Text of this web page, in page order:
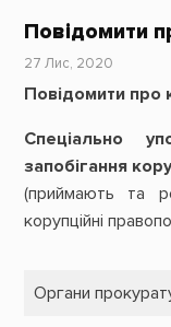
Повідомити
27 Лис, 2020
Повідомити про
Спеціально
запобігання
(приймають та
корупційні
Органи